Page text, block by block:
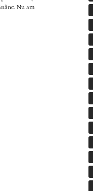
Nu am